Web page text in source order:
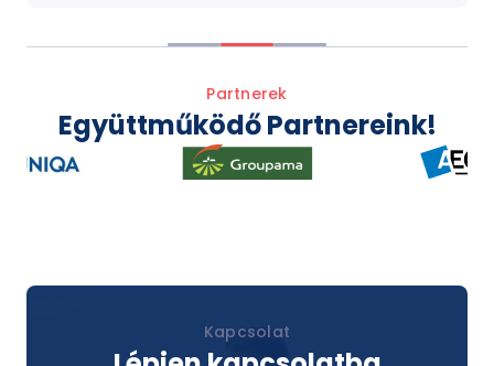
Partnerek
Együttműködő Partnereink!
Kapcsolat